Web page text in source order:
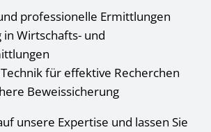
professionelle Ermittlungen
in Wirtschafts- und
für effektive Recherchen
Beweissicherung
unsere Expertise und lassen Sie